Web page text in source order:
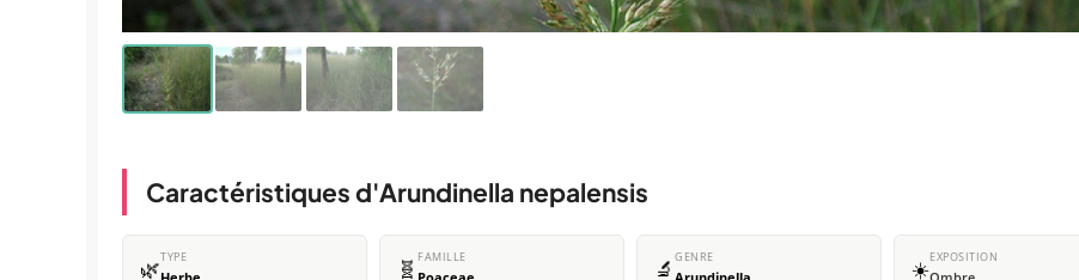
Caractéristiques d'Arundinella nepalensis
🌿TYPE 🧬 FAMILLE 🔬 GENRE ☀️EXPOSITION